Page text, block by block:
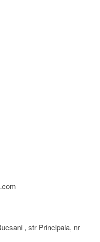
, str Principala, nr